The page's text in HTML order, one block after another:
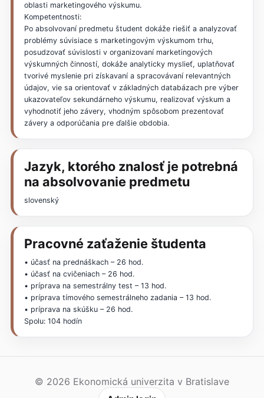
oblasti marketingového výskumu.
Kompetentnosti:
Po absolvovaní predmetu študent dokáže riešiť a analyzovať
problémy súvisiace s marketingovým výskumom trhu,
posudzovať súvislosti v organizovaní marketingových
výskumných činností, dokáže analyticky myslieť, uplatňovať
tvorivé myslenie pri získavaní a spracovávaní relevantných
údajov, vie sa orientovať v základných databázach pre výber
ukazovateľov sekundárneho výskumu, realizovať výskum a
vyhodnotiť jeho závery, vhodným spôsobom prezentovať
závery a odporúčania pre ďalšie obdobia.
Jazyk, ktorého znalosť je potrebná
na absolvovanie predmetu
slovenský
Pracovné zaťaženie študenta
• účasť na prednáškach – 26 hod.
• účasť na cvičeniach – 26 hod.
• príprava na semestrálny test – 13 hod.
• príprava tímového semestrálneho zadania – 13 hod.
• príprava na skúšku – 26 hod.
Spolu: 104 hodín
© 2026 Ekonomická univerzita v Bratislave